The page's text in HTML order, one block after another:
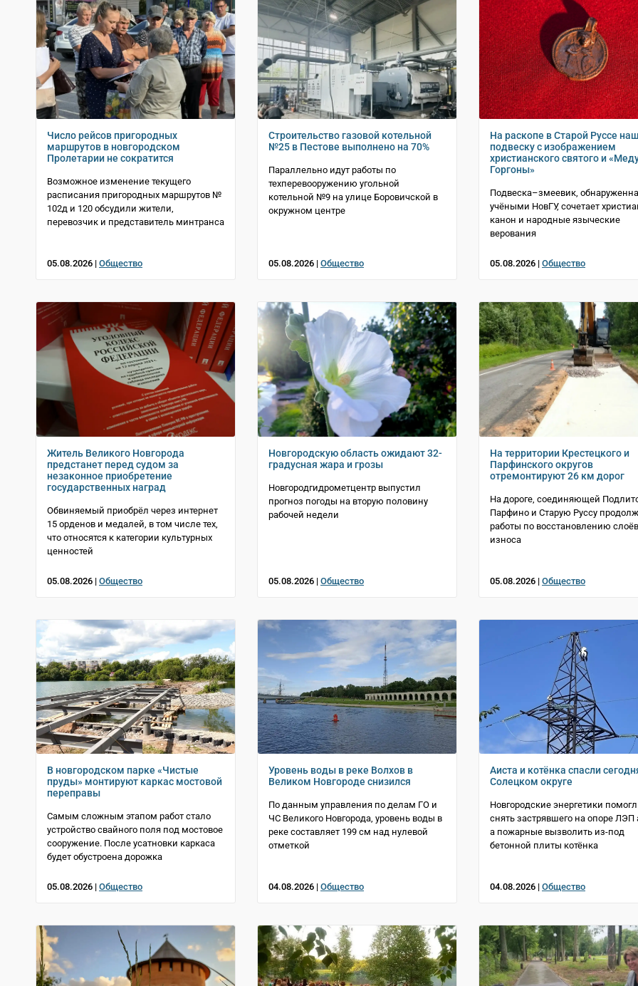
Число рейсов пригородных
маршрутов в новгородском
Пролетарии не сократится
Возможное изменение текущего
расписания пригородных маршрутов №
102д и 120 обсудили жители,
перевозчик и представитель минтранса
05.08.2026 | Общество
Строительство газовой котельной
№25 в Пестове выполнено на 70%
Параллельно идут работы по
техперевооружению угольной
котельной №9 на улице Боровичской в
окружном центре
05.08.2026 | Общество
На раскопе в Старой Руссе
подвеску с изображением
христианского святого и
Горгоны»
Подвеска–змеевик,
учёными НовГУ, сочетает
канон и народные языческие
верования
05.08.2026 | Общество
Житель Великого Новгорода
предстанет перед судом за
незаконное приобретение
государственных наград
Обвиняемый приобрёл через интернет
15 орденов и медалей, в том числе тех,
что относятся к категории культурных
ценностей
05.08.2026 | Общество
Новгородскую область ожидают 32-
градусная жара и грозы
Новгородгидрометцентр выпустил
прогноз погоды на вторую половину
рабочей недели
05.08.2026 | Общество
На территории Крестецкого и
Парфинского округов
отремонтируют 26 км дорог
На дороге, соединяющей
Парфино и Старую Руссу
работы по восстановлению слоёв
износа
05.08.2026 | Общество
В новгородском парке «Чистые
пруды» монтируют каркас мостовой
переправы
Самым сложным этапом работ стало
устройство свайного поля под мостовое
сооружение. После усатновки каркаса
будет обустроена дорожка
05.08.2026 | Общество
Уровень воды в реке Волхов в
Великом Новгороде снизился
По данным управления по делам ГО и
ЧС Великого Новгорода, уровень воды в
реке составляет 199 см над нулевой
отметкой
04.08.2026 | Общество
Аиста и котёнка спасли
Солецком округе
Новгородские энергетики
снять застрявшего на опоре ЛЭП
а пожарные вызволить из-под
бетонной плиты котёнка
04.08.2026 | Общество